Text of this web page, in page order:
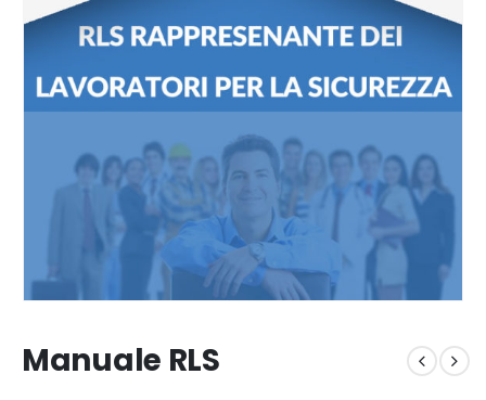
Manuale RLS